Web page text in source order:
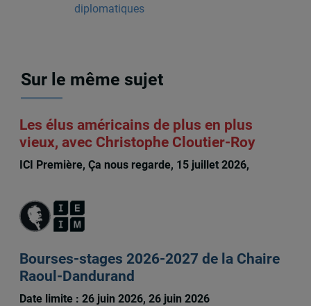
diplomatiques
Sur le même sujet
Les élus américains de plus en plus
vieux, avec Christophe Cloutier-Roy
ICI Première, Ça nous regarde, 15 juillet 2026,
Bourses-stages 2026-2027 de la Chaire
Raoul-Dandurand
Date limite : 26 juin 2026, 26 juin 2026